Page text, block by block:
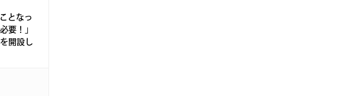
となっ
要！」
開設し